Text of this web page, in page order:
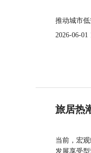
推动城市
2026-06-01
旅居热
当前，宏
发展享受型